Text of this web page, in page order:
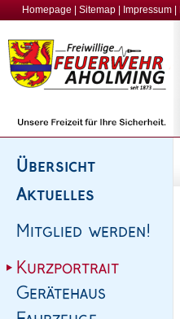
Homepage Sitemap Impressum